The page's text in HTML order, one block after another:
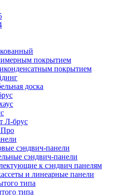
покрытием
покрытием
доска
Л-брус
сэндвич-панели
сэндвич-панели
к сэндвич панелям
и линеарные панели
типа
типа